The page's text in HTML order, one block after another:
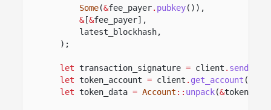
Some(&fee_payer. pubkey()),
&[&fee_payer],
latest_blockhash,
);
let transaction_signature = client .
let token_account = client . get_account (
let token_data = Account :: unpack(&